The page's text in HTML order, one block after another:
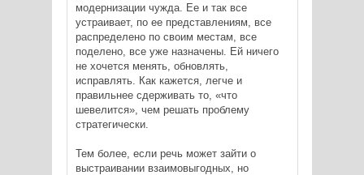
модернизации чужда. Ее и так все
устраивает, по ее представлениям, все
распределено по своим местам, все
поделено, все уже назначены. Ей ничего
не хочется менять, обновлять,
исправлять. Как кажется, легче и
правильнее сдерживать то, «что
шевелится», чем решать проблему
стратегически.
Тем более, если речь может зайти о
выстраивании взаимовыгодных, но